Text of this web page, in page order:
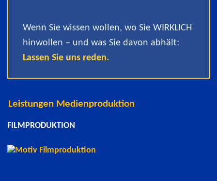
Wenn Sie wissen wollen, wo Sie WIRKLICH
hinwollen – und was Sie davon abhält:
Lassen Sie uns reden.
Leistungen Medienproduktion
FILMPRODUKTION